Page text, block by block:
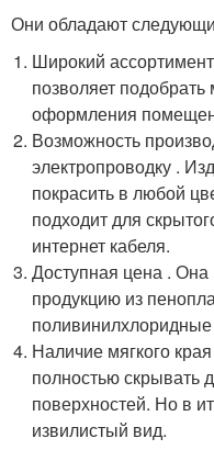
Они обладают
Широкий
позволяет
оформления
Возможность
электропроводку .
покрасить в любой
подходит для
интернет кабеля.
Доступная цена .
продукцию из
поливинилхлоридные
Наличие мягкого
полностью скрывать
поверхностей. Но в
извилистый вид.